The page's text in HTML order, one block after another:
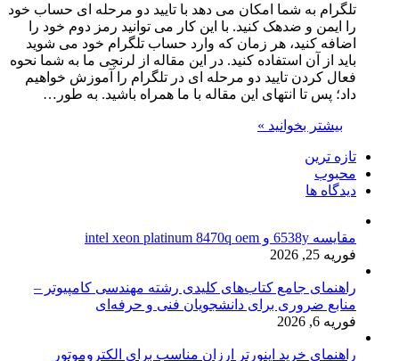
تلگرام به شما امکان می دهد با تایید دو مرحله ای حساب خود
را ایمن و ضدهک کنید. با این کار می توانید رمز دوم خود را
اضافه کنید، هر زمان که وارد حساب تلگرام خود می شوید
باید از آن استفاده کنید. در این مقاله از لرنچی ما به شما نحوه
فعال کردن تایید دو مرحله ای در تلگرام را آموزش خواهیم
داد؛ پس تا انتهای این مقاله با ما همراه باشید. به طور…
بیشتر بخوانید »
تازه ترین
محبوب
دیدگاه ها
مقایسه 6538y و intel xeon platinum 8470q oem
فوریه 25, 2026
راهنمای جامع کتاب‌های کلیدی رشته مهندسی کامپیوتر –
منابع ضروری برای دانشجویان فنی و حرفه‌ای
فوریه 6, 2026
راهنمای خرید اینورتر ارزان مناسب برای الکتروموتور